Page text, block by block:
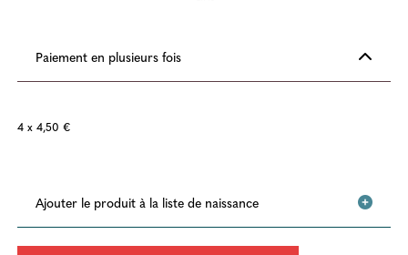
Paiement en plusieurs fois
4 x 4,50 €
Ajouter le produit à la liste de naissance